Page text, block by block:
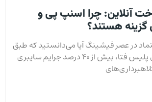
آنلاین: چرا اسنپ پی و
گزینه هستند؟
در عصر فیشینگ آیا می‌دانستید که طبق
جدیدترین آمارهای پلیس فتا، بیش از ۴۰ درصد جرایم سایبری